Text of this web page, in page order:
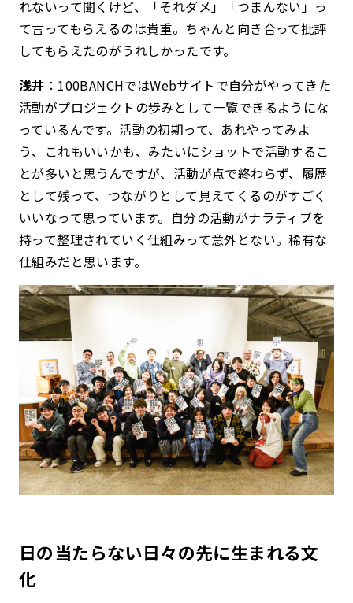
れないって聞くけど、「それダメ」「つまんない」っ
て言ってもらえるのは貴重。ちゃんと向き合って批評
してもらえたのがうれしかったです。
浅井 ：100BANCHではWebサイトで自分がやってきた
活動がプロジェクトの歩みとして一覧できるようにな
っているんです。活動の初期って、あれやってみよ
う、これもいいかも、みたいにショットで活動するこ
とが多いと思うんですが、活動が点で終わらず、履歴
として残って、つながりとして見えてくるのがすごく
いいなって思っています。自分の活動がナラティブを
持って整理されていく仕組みって意外とない。稀有な
仕組みだと思います。
日の当たらない日々の先に生まれる文
化